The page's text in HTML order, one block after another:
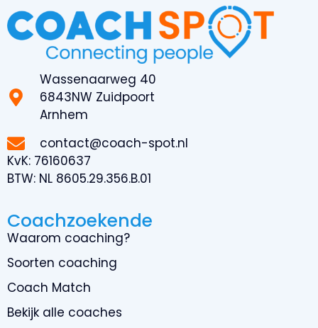
Wassenaarweg 40
6843NW Zuidpoort
Arnhem
contact@coach-spot.nl
KvK: 76160637
BTW: NL 8605.29.356.B.01
Coachzoekende
Waarom coaching?
Soorten coaching
Coach Match
Bekijk alle coaches